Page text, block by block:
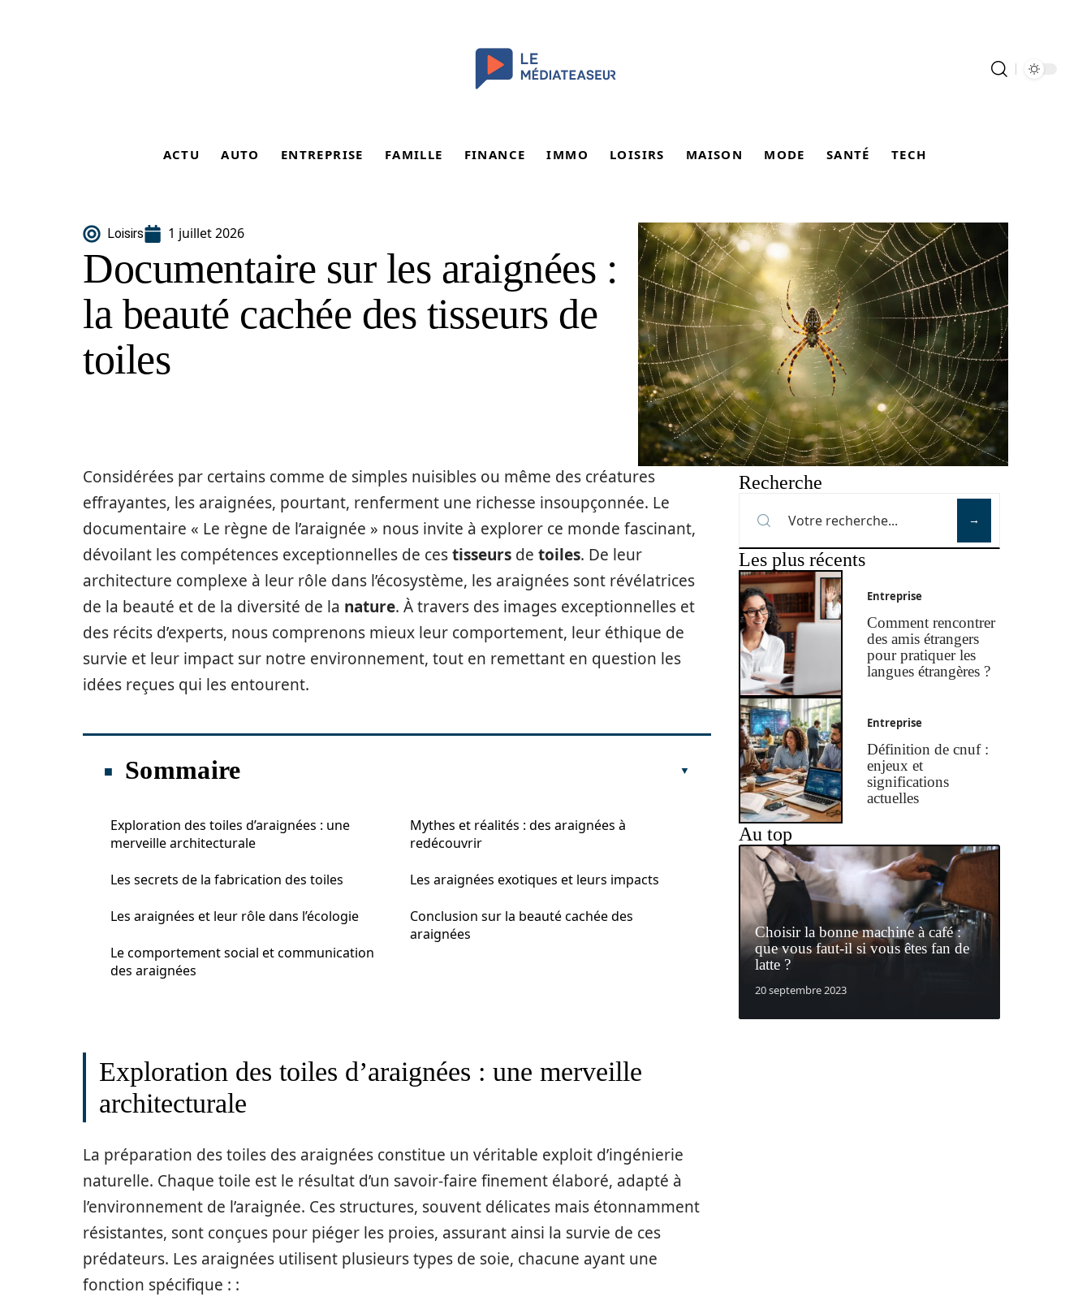
ACTU AUTO ENTREPRISE FAMILLE FINANCE IMMO LOISIRS MAISON MODE SANTÉ TECH
Loisirs 1 juillet 2026
Documentaire sur les araignées :
la beauté cachée des tisseurs de
toiles
Considérées par certains comme de simples nuisibles ou même des créatures
effrayantes, les araignées, pourtant, renferment une richesse insoupçonnée. Le
documentaire « Le règne de l’araignée » nous invite à explorer ce monde fascinant,
dévoilant les compétences exceptionnelles de cestisseurs de toiles. De leur
architecture complexe à leur rôle dans l’écosystème, les araignées sont révélatrices
de la beauté et de la diversité de la nature. À travers des images exceptionnelles et
des récits d’experts, nous comprenons mieux leur comportement, leur éthique de
survie et leur impact sur notre environnement, tout en remettant en question les
idées reçues qui les entourent.
Sommaire
Exploration des toiles d’araignées : une
merveille architecturale
Les secrets de la fabrication des toiles
Les araignées et leur rôle dans l’écologie
Le comportement social et communication
des araignées
Mythes et réalités : des araignées à
redécouvrir
Les araignées exotiques et leurs impacts
Conclusion sur la beauté cachée des
araignées
Exploration des toiles d’araignées : une merveille
architecturale
La préparation des toiles des araignées constitue un véritable exploit d’ingénierie
naturelle. Chaque toile est le résultat d’un savoir-faire finement élaboré, adapté à
l’environnement de l’araignée. Ces structures, souvent délicates mais étonnamment
résistantes, sont conçues pour piéger les proies, assurant ainsi la survie de ces
prédateurs. Les araignées utilisent plusieurs types de soie, chacune ayant une
fonction spécifique : :
Recherche
Les plus récents
Entreprise
Comment rencontrer
des amis étrangers
pour pratiquer les
langues étrangères ?
Entreprise
Définition de cnuf :
enjeux et
significations
actuelles
Au top
Choisir la bonne machine à café :
que vous faut-il si vous êtes fan de
latte ?
20 septembre 2023